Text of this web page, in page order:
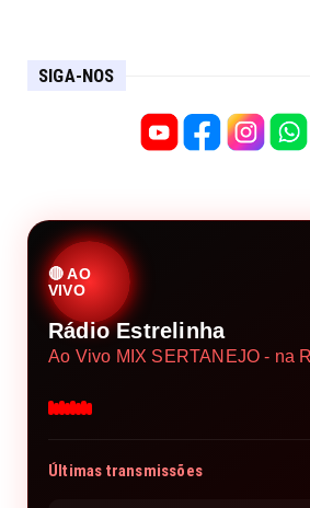
SIGA-NOS
🔴 AO
VIVO
Rádio Estrelinha
Ao Vivo MIX SERTANEJO - na
Últimas transmissões